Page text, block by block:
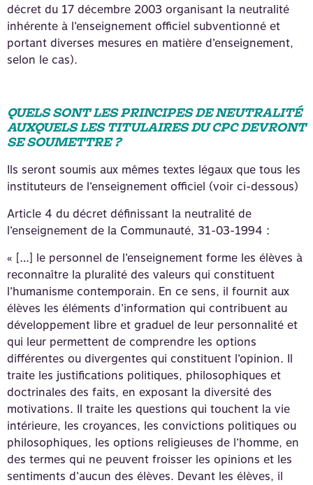
décret du 17 décembre 2003 organisant la neutralité
inhérente à l’enseignement officiel subventionné et
portant diverses mesures en matière d’enseignement,
selon le cas).
QUELS SONT LES PRINCIPES DE NEUTRALITÉ
AUXQUELS LES TITULAIRES DU CPC DEVRONT
SE SOUMETTRE ?
Ils seront soumis aux mêmes textes légaux que tous les
instituteurs de l’enseignement officiel (voir ci-dessous)
Article 4 du décret définissant la neutralité de
l’enseignement de la Communauté, 31-03-1994 :
« […] le personnel de l’enseignement forme les élèves à
reconnaître la pluralité des valeurs qui constituent
l’humanisme contemporain. En ce sens, il fournit aux
élèves les éléments d’information qui contribuent au
développement libre et graduel de leur personnalité et
qui leur permettent de comprendre les options
différentes ou divergentes qui constituent l’opinion. Il
traite les justifications politiques, philosophiques et
doctrinales des faits, en exposant la diversité des
motivations. Il traite les questions qui touchent la vie
intérieure, les croyances, les convictions politiques ou
philosophiques, les options religieuses de l’homme, en
des termes qui ne peuvent froisser les opinions et les
sentiments d’aucun des élèves. Devant les élèves, il